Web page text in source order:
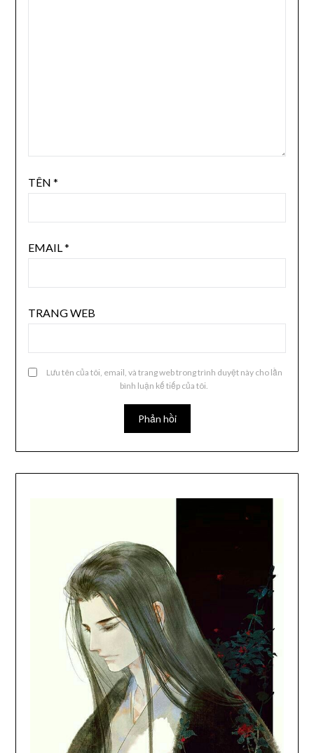
TÊN *
EMAIL*
TRANG WEB
Lưu tên của tôi, email, và trang web trong trình duyệt này cho lần
bình luận kế tiếp của tôi.